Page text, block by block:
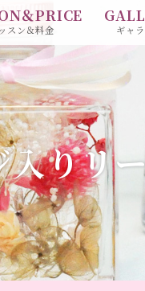
＆PRICE
スン＆料金 ギャ
入りリ